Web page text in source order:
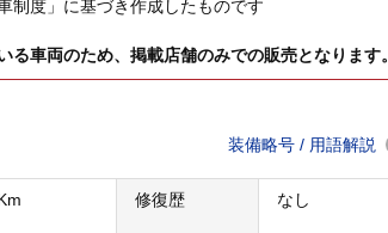
制度」に基づき作成したものです
車両のため、掲載店舗のみでの販売となります
装備略号 / 用語解説
修復歴 なし